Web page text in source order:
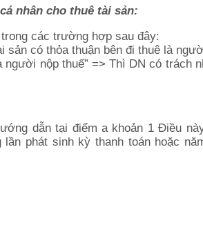
nhân cho thuê tài sản:
các trường hợp sau đây:
có thỏa thuận bên đi thuê là
nộp thuế” => Thì DN có trách
dẫn tại điểm a khoản 1 Điều
phát sinh kỳ thanh toán hoặc